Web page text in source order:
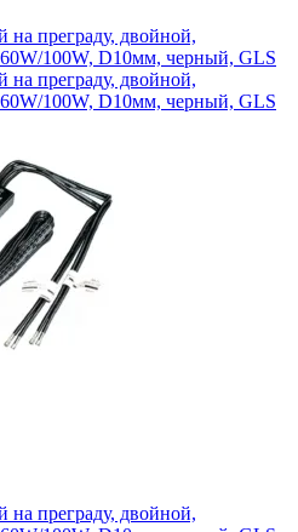
на преграду, двойной,
100W, D10мм, черный, GLS
на преграду, двойной,
100W, D10мм, черный, GLS
на преграду, двойной,